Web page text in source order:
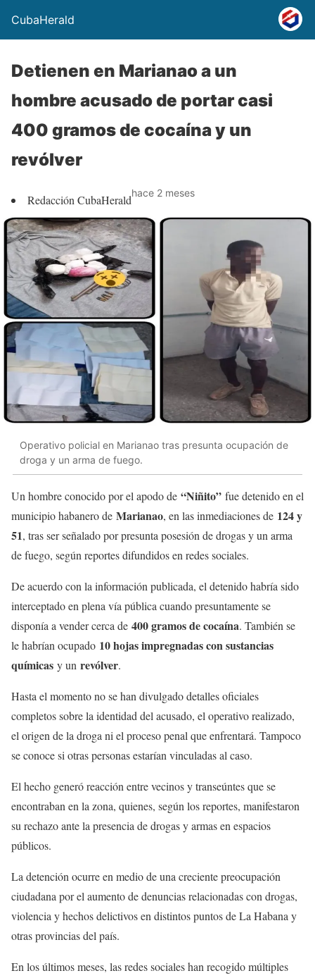
CubaHerald
Detienen en Marianao a un
hombre acusado de portar casi
400 gramos de cocaína y un
revólver
Redacción CubaHeraldhace 2 meses
Operativo policial en Marianao tras presunta ocupación de
droga y un arma de fuego.
Un hombre conocido por el apodo de “Niñito” fue detenido en el
municipio habanero de Marianao, en las inmediaciones de 124 y
51, tras ser señalado por presunta posesión de drogas y un arma
de fuego, según reportes difundidos en redes sociales.
De acuerdo con la información publicada, el detenido habría sido
interceptado en plena vía pública cuando presuntamente se
disponía a vender cerca de 400 gramos de cocaína. También se
le habrían ocupado 10 hojas impregnadas con sustancias
químicas y un revólver.
Hasta el momento no se han divulgado detalles oficiales
completos sobre la identidad del acusado, el operativo realizado,
el origen de la droga ni el proceso penal que enfrentará. Tampoco
se conoce si otras personas estarían vinculadas al caso.
El hecho generó reacción entre vecinos y transeúntes que se
encontraban en la zona, quienes, según los reportes, manifestaron
su rechazo ante la presencia de drogas y armas en espacios
públicos.
La detención ocurre en medio de una creciente preocupación
ciudadana por el aumento de denuncias relacionadas con drogas,
violencia y hechos delictivos en distintos puntos de La Habana y
otras provincias del país.
En los últimos meses, las redes sociales han recogido múltiples